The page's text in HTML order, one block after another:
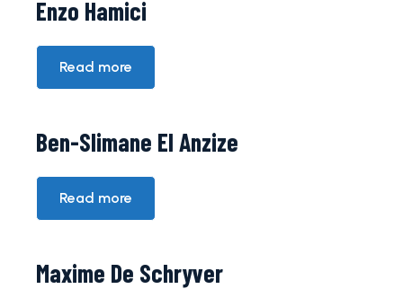
CALENDRIER
CLASSEMENT
D3
U13-U15
ACTUALITÉS
PRESSE
STAFF
Boutique
Enzo Hamici
Read more
Ben-Slimane El Anzize
Read more
Maxime De Schryver